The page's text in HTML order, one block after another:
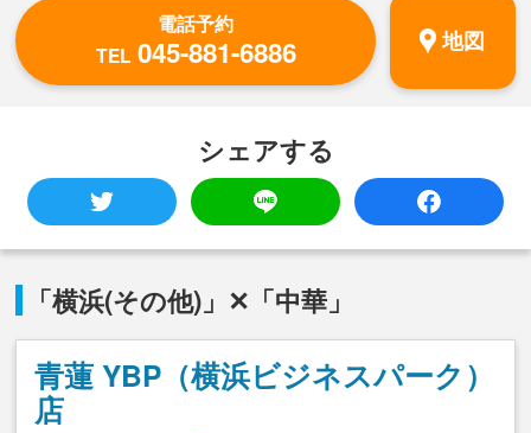
電話予約
TEL 045-881-6886 地図
シェアする
「横浜(その他)」✕「中華」
青蓮 YBP（横浜ビジネスパーク）
店